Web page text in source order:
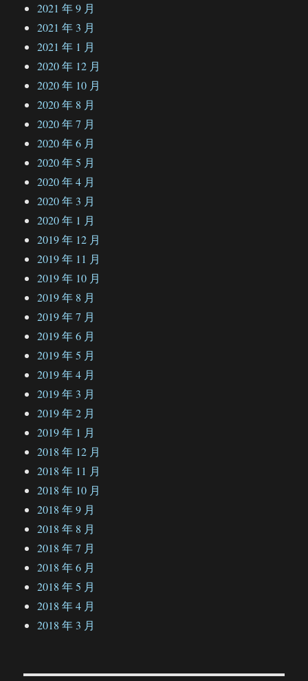
2021 年 9 月
2021 年 3 月
2021 年 1 月
2020 年 12 月
2020 年 10 月
2020 年 8 月
2020 年 7 月
2020 年 6 月
2020 年 5 月
2020 年 4 月
2020 年 3 月
2020 年 1 月
2019 年 12 月
2019 年 11 月
2019 年 10 月
2019 年 8 月
2019 年 7 月
2019 年 6 月
2019 年 5 月
2019 年 4 月
2019 年 3 月
2019 年 2 月
2019 年 1 月
2018 年 12 月
2018 年 11 月
2018 年 10 月
2018 年 9 月
2018 年 8 月
2018 年 7 月
2018 年 6 月
2018 年 5 月
2018 年 4 月
2018 年 3 月